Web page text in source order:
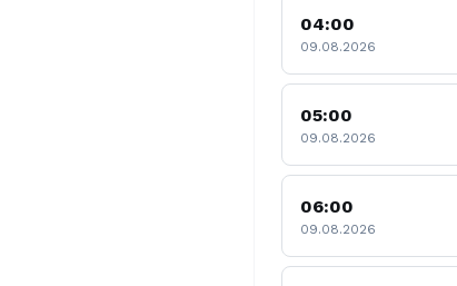
04:00
09.08.2026
05:00
09.08.2026
06:00
09.08.2026